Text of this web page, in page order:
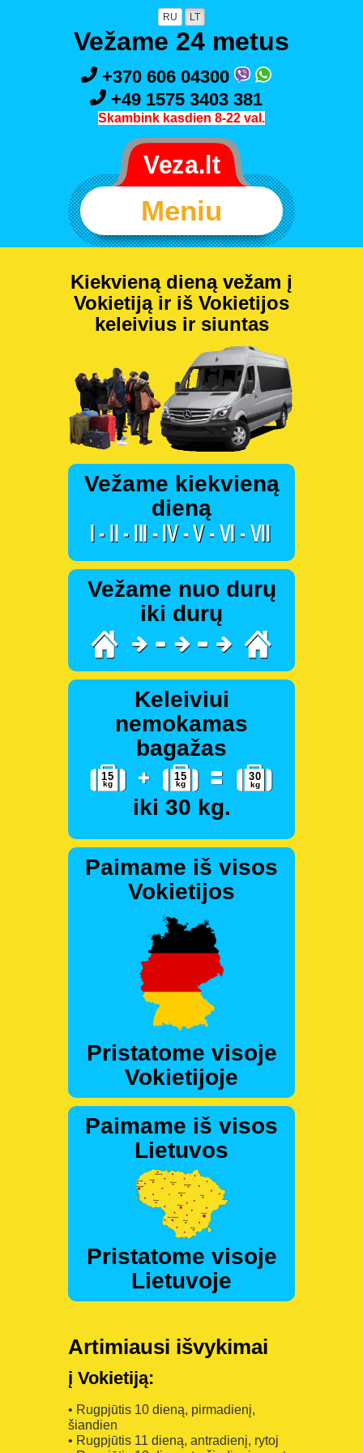
RU LT
Vežame 24 metus
+370 606 04300
+49 1575 3403 381
Skambink kasdien 8-22 val.
Meniu
Kiekvieną dieną vežam į
Vokietiją ir iš Vokietijos
keleivius ir siuntas
Vežame kiekvieną
dieną
Vežame nuo durų
iki durų
Keleiviui
nemokamas
bagažas
iki 30 kg.
Paimame iš visos
Vokietijos
Pristatome visoje
Vokietijoje
Paimame iš visos
Lietuvos
Pristatome visoje
Lietuvoje
Artimiausi išvykimai
į Vokietiją:
• Rugpjūtis 10 dieną, pirmadienį,
šiandien
• Rugpjūtis 11 dieną, antradienį, rytoj